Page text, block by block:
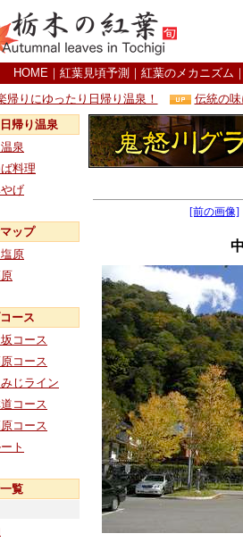
HOME ｜ 紅葉見頃予測 ｜ 紅葉のメカニズム
帰りにゆったり日帰り温泉！
伝統の
帰り温泉
泉
料理
げ
ップ
原
ース
コース
コース
じライン
コース
コース
ト
覧
[前の画像]